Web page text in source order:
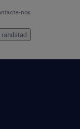
nos
randstad